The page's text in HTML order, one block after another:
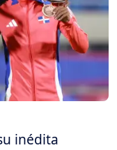
inédita